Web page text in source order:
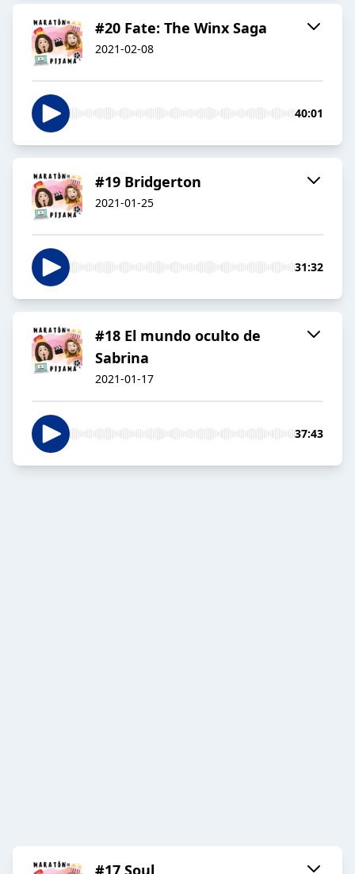
#20 Fate: The Winx Saga
2021-02-08
40:01
#19 Bridgerton
2021-01-25
31:32
#18 El mundo oculto de
Sabrina
2021-01-17
37:43
#17 Soul